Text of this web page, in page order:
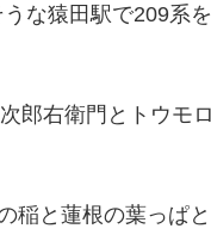
な猿田駅で209系を
郎右衛門とトウモロ
稲と蓮根の葉っぱと